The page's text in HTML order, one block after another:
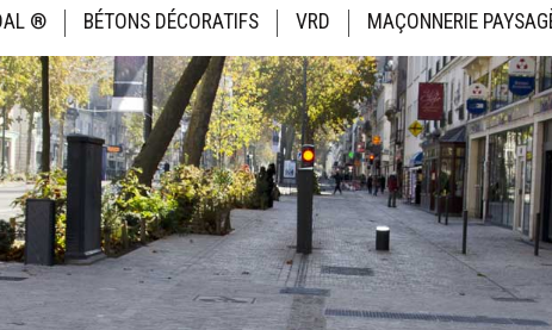
® BÉTONS DÉCORATIFS VRD MAÇONNERIE